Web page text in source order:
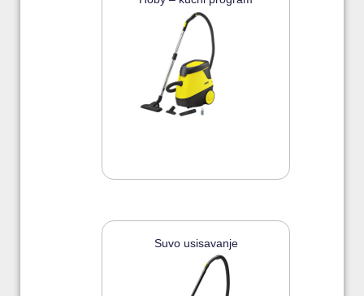
Suvo usisavanje